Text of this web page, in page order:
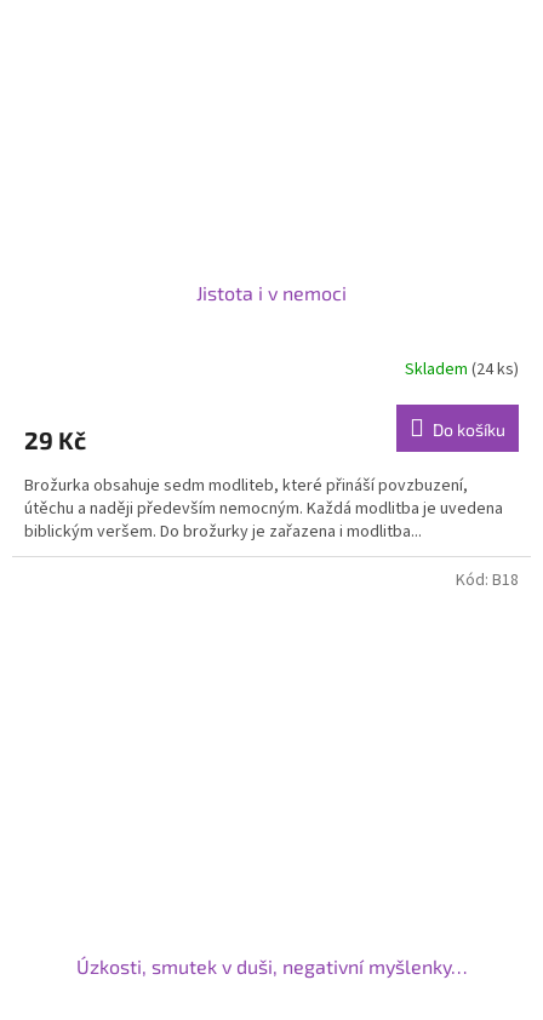
Jistota i v nemoci
je
z
5
hvězdiček.
Skladem(24 ks)
29 Kč Do košíku
Brožurka obsahuje sedm modliteb, které přináší povzbuzení,
útěchu a naději především nemocným. Každá modlitba je uvedena
biblickým veršem. Do brožurky je zařazena i modlitba...
Úzkosti, smutek v duši, negativní myšlenky…
Kód: B18